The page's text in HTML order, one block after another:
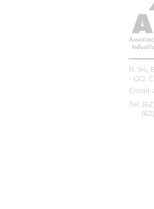
R. 94,
- GO,
Email:
Tel:
(62)